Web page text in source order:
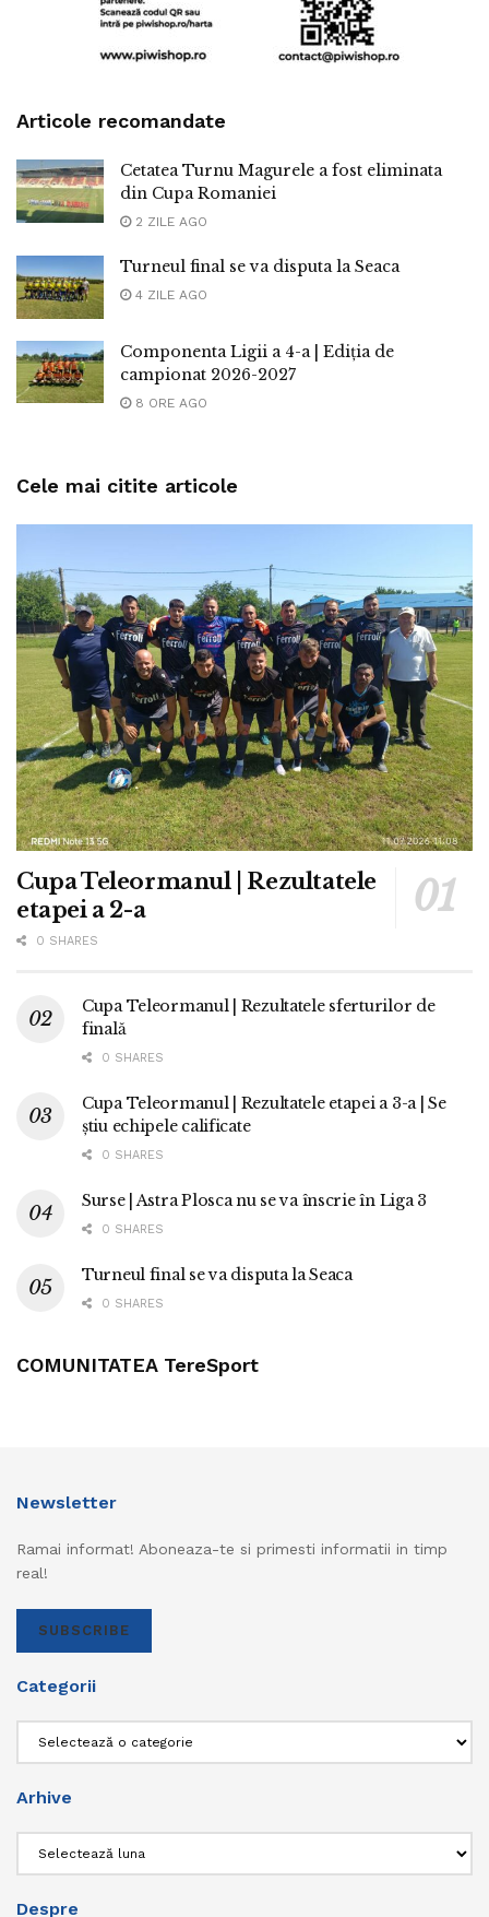
Articole recomandate
Cetatea Turnu Magurele a fost eliminata
din Cupa Romaniei
2 ZILE AGO
Turneul final se va disputa la Seaca
4 ZILE AGO
Componenta Ligii a 4-a | Ediția de
campionat 2026-2027
8 ORE AGO
Cele mai citite articole
Cupa Teleormanul | Rezultatele
etapei a 2-a
0 SHARES
Cupa Teleormanul | Rezultatele sferturilor de
finală
0 SHARES
Cupa Teleormanul | Rezultatele etapei a 3-a | Se
știu echipele calificate
0 SHARES
Surse | Astra Plosca nu se va înscrie în Liga 3
0 SHARES
Turneul final se va disputa la Seaca
0 SHARES
COMUNITATEA TereSport
Newsletter
Ramai informat! Aboneaza-te si primesti informatii in timp
real!
SUBSCRIBE
Categorii
Arhive
Despre